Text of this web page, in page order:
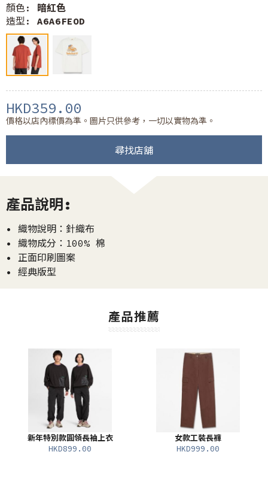
顏色: 暗紅色
造型: A6A6FEOD
HKD359.00
價格以店內標價為準。圖片只供參考，一切以實物為準。
尋找店舖
產品說明:
• 織物說明：針織布
• 織物成分：100% 棉
• 正面印刷圖案
• 經典版型
產品推薦
新年特別款圓領長袖上衣
HKD899.00
女款工裝長褲
HKD999.00